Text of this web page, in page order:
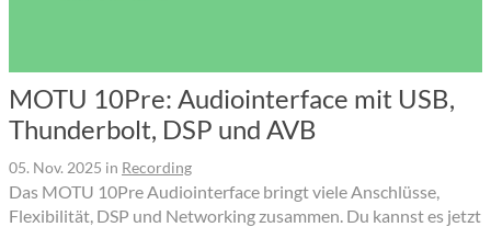
MOTU 10Pre: Audiointerface mit USB,
Thunderbolt, DSP und AVB
05. Nov. 2025 in Recording
Das MOTU 10Pre Audiointerface bringt viele Anschlüsse,
Flexibilität, DSP und Networking zusammen. Du kannst es jetzt